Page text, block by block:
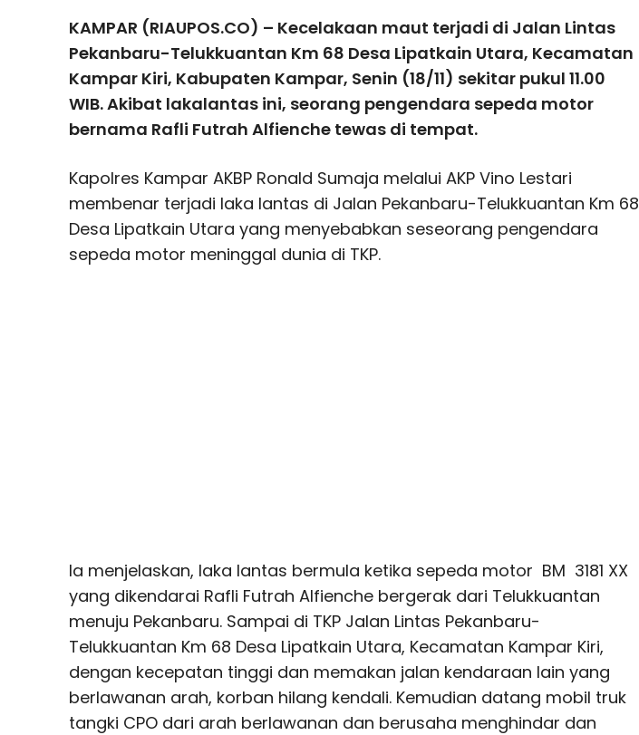
KAMPAR (RIAUPOS.CO) – Kecelakaan maut terjadi di Jalan Lintas
Pekanbaru-Telukkuantan Km 68 Desa Lipatkain Utara, Kecamatan
Kampar Kiri, Kabupaten Kampar, Senin (18/11) sekitar pukul 11.00
WIB. Akibat lakalantas ini, seorang pengendara sepeda motor
bernama Rafli Futrah Alfienche tewas di tempat.
Kapolres Kampar AKBP Ronald Sumaja melalui AKP Vino Lestari
membenar terjadi laka lantas di Jalan Pekanbaru-Telukkuantan Km 68
Desa Lipatkain Utara yang menyebabkan seseorang pengendara
sepeda motor meninggal dunia di TKP.
Ia menjelaskan, laka lantas bermula ketika sepeda motor BM 3181 XX
yang dikendarai Rafli Futrah Alfienche bergerak dari Telukkuantan
menuju Pekanbaru. Sampai di TKP Jalan Lintas Pekanbaru-
Telukkuantan Km 68 Desa Lipatkain Utara, Kecamatan Kampar Kiri,
dengan kecepatan tinggi dan memakan jalan kendaraan lain yang
berlawanan arah, korban hilang kendali. Kemudian datang mobil truk
tangki CPO dari arah berlawanan dan berusaha menghindar dan